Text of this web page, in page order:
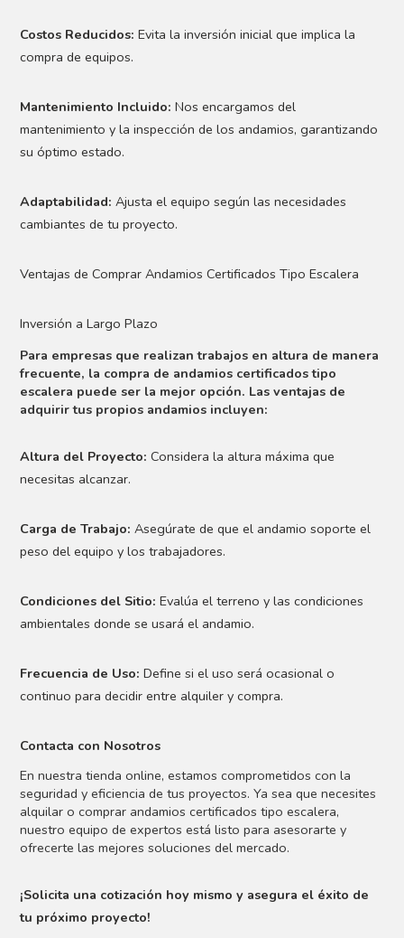
Costos Reducidos: Evita la inversión inicial que implica la
compra de equipos.
Mantenimiento Incluido:Nos encargamos del
mantenimiento y la inspección de los andamios, garantizando
su óptimo estado.
Adaptabilidad:Ajusta el equipo según las necesidades
cambiantes de tu proyecto.
Ventajas de Comprar Andamios Certificados Tipo Escalera
Inversión a Largo Plazo
Para empresas que realizan trabajos en altura de manera
frecuente, la compra de andamios certificados tipo
escalera puede ser la mejor opción. Las ventajas de
adquirir tus propios andamios incluyen:
Altura del Proyecto: Considera la altura máxima que
necesitas alcanzar.
Carga de Trabajo: Asegúrate de que el andamio soporte el
peso del equipo y los trabajadores.
Condiciones del Sitio: Evalúa el terreno y las condiciones
ambientales donde se usará el andamio.
Frecuencia de Uso: Define si el uso será ocasional o
continuo para decidir entre alquiler y compra.
Contacta con Nosotros
En nuestra tienda online, estamos comprometidos con la
seguridad y eficiencia de tus proyectos. Ya sea que necesites
alquilar o comprar andamios certificados tipo escalera,
nuestro equipo de expertos está listo para asesorarte y
ofrecerte las mejores soluciones del mercado.
¡Solicita una cotización hoy mismo y asegura el éxito de
tu próximo proyecto!